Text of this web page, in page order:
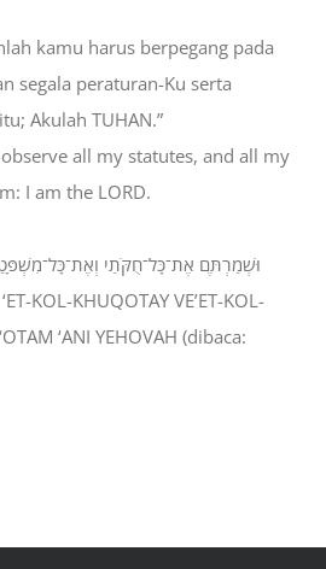
kamu harus berpegang pada
segala peraturan-Ku serta
Akulah TUHAN.”
observe all my statutes, and all my
I am the LORD.
וּשְׁמַרְתֶּם אֶת־כָּל־חֻקֹּתַי
KOL-KHUQOTAY VE’ET-KOL-
‘ANI YEHOVAH (dibaca: